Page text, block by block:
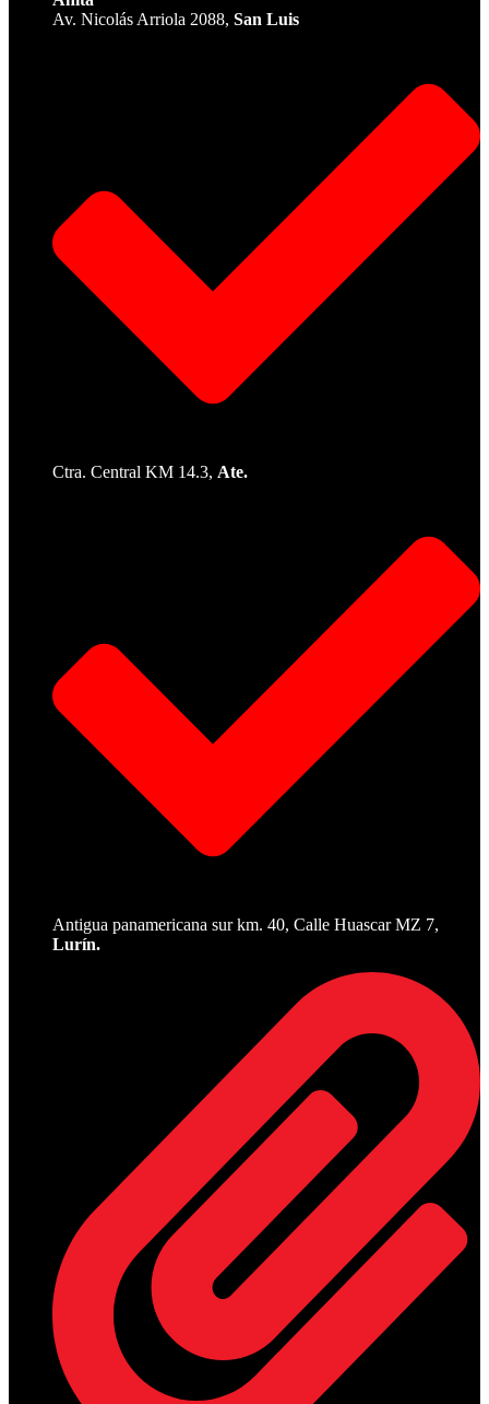
Av. Nicolás Arriola 2088, San Luis
Ctra. Central KM 14.3, Ate.
Antigua panamericana sur km. 40, Calle Huascar MZ 7,
Lurín.